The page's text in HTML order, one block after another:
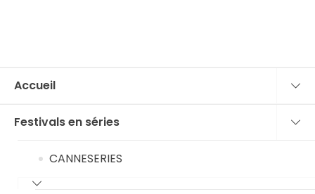
Accueil
Festivals en séries
CANNESERIES